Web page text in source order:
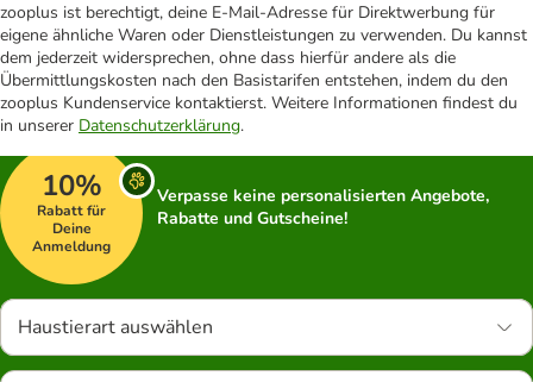
zooplus ist berechtigt, deine E-Mail-Adresse für Direktwerbung für
eigene ähnliche Waren oder Dienstleistungen zu verwenden. Du kannst
dem jederzeit widersprechen, ohne dass hierfür andere als die
Übermittlungskosten nach den Basistarifen entstehen, indem du den
zooplus Kundenservice kontaktierst. Weitere Informationen findest du
in unserer Datenschutzerklärung.
10%
Rabatt für
Deine
Anmeldung
Verpasse keine personalisierten Angebote,
Rabatte und Gutscheine!
Haustierart auswählen